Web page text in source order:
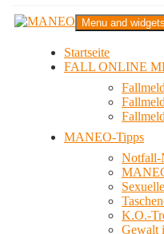
Zum
InhaltMANEO
Das schwule Anti-Gewalt-
Menu and widgets
Startseite
FALL ONLINE
MANEO-Tipps
Notfall-
K.O.-
Gewalt